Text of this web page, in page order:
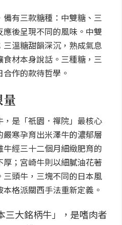
備有三款糖種：中雙糖、三
後呈現不同的風味。中雙
溫糖甜韻深沉，熟成氣息
材本身說話。三種糖，三
作的款待哲學。
是「祇園．禪院」最核心
寒孕育出米澤牛的濃郁層
經三十二個月細緻肥育的
；宮崎牛則以細膩油花著
頭牛，三塊不同的日本風
格派關西手法重新定義。